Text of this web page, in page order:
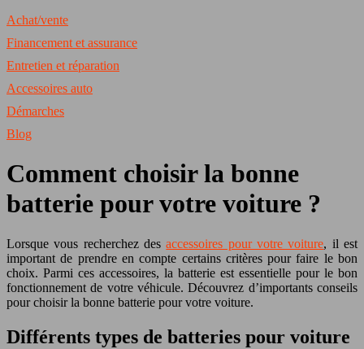
Achat/vente
Financement et assurance
Entretien et réparation
Accessoires auto
Démarches
Blog
Comment choisir la bonne
batterie pour votre voiture ?
Lorsque vous recherchez desaccessoires pour votre voiture, il est
important de prendre en compte certains critères pour faire le bon
choix. Parmi ces accessoires, la batterie est essentielle pour le bon
fonctionnement de votre véhicule. Découvrez d’importants conseils
pour choisir la bonne batterie pour votre voiture.
Différents types de batteries pour voiture